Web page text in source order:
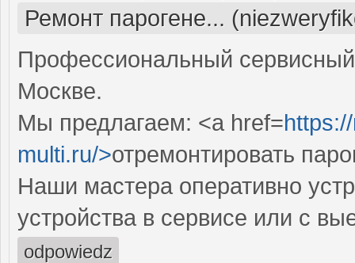
Ремонт парогене...
Профессиональный
Москве.
Мы предлагаем: <a href=
multi.ru/>отремонтировать
Наши мастера оперативно
устройства в сервисе или с
odpowiedz